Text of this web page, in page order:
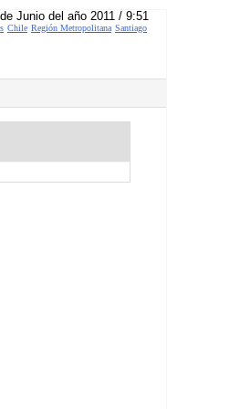
Chile Región Metropolitana Santiago
Junio del año 2011 / 9:51